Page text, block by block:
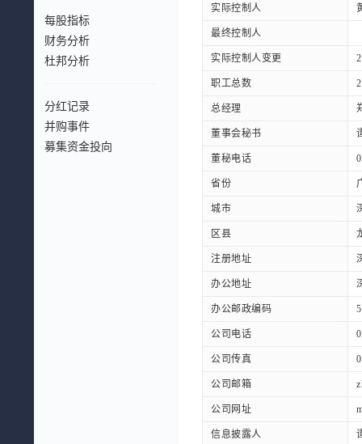
每股指标
财务分析
杜邦分析
分红记录
并购事件
募集资金投向
实际控制人
最终控制人
实际控制人变更
职工总数
总经理
董事会秘书
董秘电话
省份
城市
区县
注册地址
办公地址
办公邮政编码
公司电话
公司传真
公司邮箱
公司网址
信息披露人